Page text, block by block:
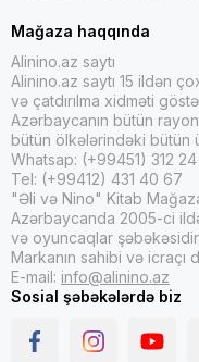
Mağaza haqqında
Alinino.az saytı
Alinino.az saytı 15 ildən
və çatdırılma xidməti
Azərbaycanın bütün
bütün ölkələrindəki bütün
Whatsap: (+99451) 312
Tel: (+99412) 431 40 67
"Əli və Nino" Kitab
Azərbaycanda 2005-ci
və oyuncaqlar şəbəkəsidir.
Markanın sahibi və icraçı
E-mail: info@alinino.az
Sosial şəbəkələrdə biz